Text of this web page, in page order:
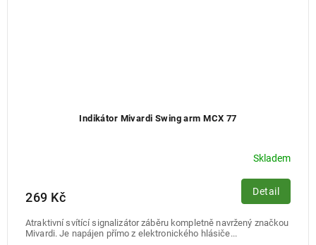
Indikátor Mivardi Swing arm MCX 77
Skladem
269 Kč Detail
Atraktivní svítící signalizátor záběru kompletně navržený značkou
Mivardi. Je napájen přímo z elektronického hlásiče...